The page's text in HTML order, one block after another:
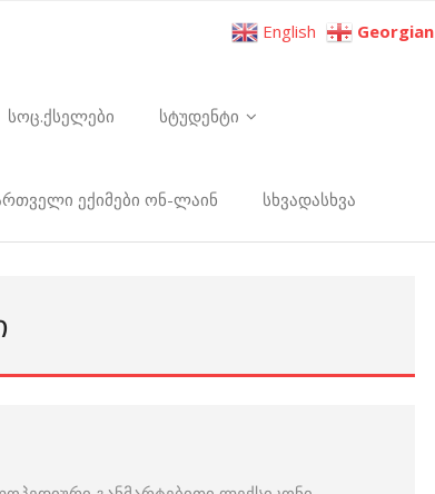
სოც.ქსელები სტუდენტი
ექიმები ონ-ლაინ სხვადასხვა
English Georgian